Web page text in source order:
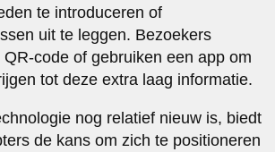
te introduceren of
uit te leggen. Bezoekers
code of gebruiken een app om
tot deze extra laag informatie.
nog relatief nieuw is, biedt
de kans om zich te positioneren